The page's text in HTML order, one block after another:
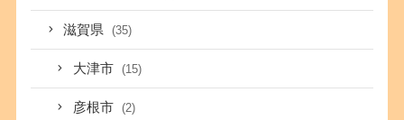
滋賀県 (35)
大津市 (15)
彦根市 (2)